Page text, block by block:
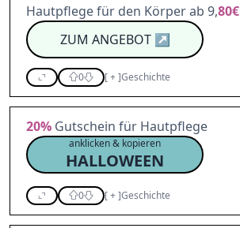
Hautpflege für den Körper ab 9,80€
ZUM ANGEBOT↗
0 [+]Geschichte
20% Gutschein für Hautpflege
anklicken & kopieren
HALLOWEEN
0 [+]Geschichte